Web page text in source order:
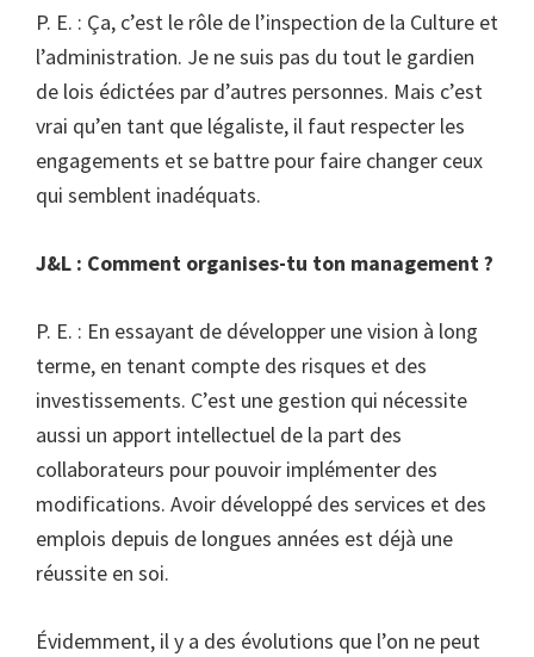
P. E. : Ça, c’est le rôle de l’inspection de la Culture et
l’administration. Je ne suis pas du tout le gardien
de lois édictées par d’autres personnes. Mais c’est
vrai qu’en tant que légaliste, il faut respecter les
engagements et se battre pour faire changer ceux
qui semblent inadéquats.
J&L : Comment organises-tu ton management ?
P. E. : En essayant de développer une vision à long
terme, en tenant compte des risques et des
investissements. C’est une gestion qui nécessite
aussi un apport intellectuel de la part des
collaborateurs pour pouvoir implémenter des
modifications. Avoir développé des services et des
emplois depuis de longues années est déjà une
réussite en soi.
Évidemment, il y a des évolutions que l’on ne peut